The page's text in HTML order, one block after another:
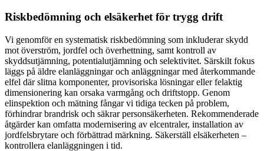
Riskbedömning och elsäkerhet för trygg drift
Vi genomför en systematisk riskbedömning som inkluderar skydd
mot överström, jordfel och överhettning, samt kontroll av
skyddsutjämning, potentialutjämning och selektivitet. Särskilt fokus
läggs på äldre elanläggningar och anläggningar med återkommande
elfel där slitna komponenter, provisoriska lösningar eller felaktig
dimensionering kan orsaka varmgång och driftstopp. Genom
elinspektion och mätning fångar vi tidiga tecken på problem,
förhindrar brandrisk och säkrar personsäkerheten. Rekommenderade
åtgärder kan omfatta modernisering av elcentraler, installation av
jordfelsbrytare och förbättrad märkning. Säkerställ elsäkerheten –
kontrollera elanläggningen i tid.